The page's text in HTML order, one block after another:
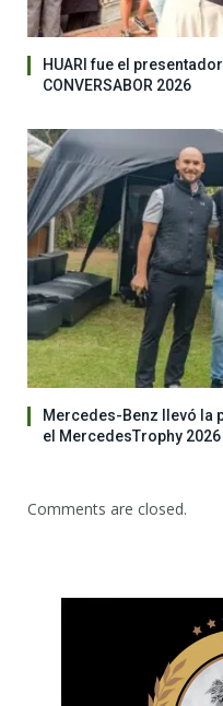
HUARI fue el
CONVERSABOR 2026
Mercedes-Benz llevó la
el MercedesTrophy 2026
Comments are closed.